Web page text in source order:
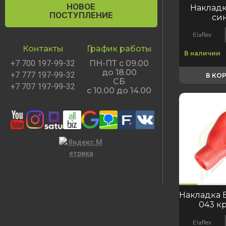
Elaflex
В наличии
В
Накладка
043
Elaflex
НОВОЕ
ПОСТУПЛЕНИЕ
Контакты
+7 700 197-99-32
+7 777 197-99-32
+7 707 197-99-32
График работы
ПН-ПТ с 09.00
до 18.00
СБ
с 10.00 до 14.00